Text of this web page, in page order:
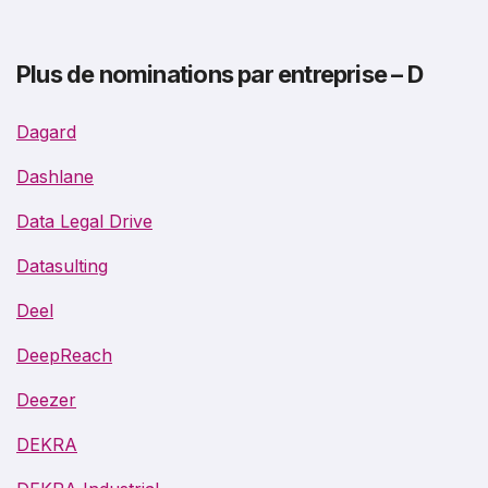
Plus de nominations par entreprise – D
Dagard
Dashlane
Data Legal Drive
Datasulting
Deel
DeepReach
Deezer
DEKRA